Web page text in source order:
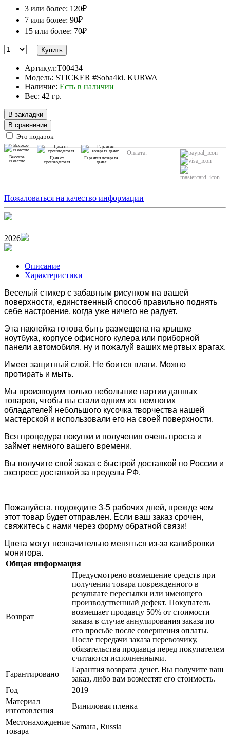
3 или более: 120₽
7 или более: 90₽
15 или более: 70₽
Купить
Артикул:T00434
Модель: STICKER #Soba4ki. KURWA
Наличие: Есть в наличии
Вес: 42 гр.
В закладки
В сравнение
Это подарок
Высокое
качество
Цена от
производителя
Гарантия возврата
денег
Оплата:
Пожаловаться на качество информации
2026
Описание
Характеристики
Веселый стикер с забавным рисунком на вашей
поверхности, единственный способ правильно поднять
себе настроение, когда уже ничего не радует.
Эта наклейка готова быть размещена на крышке
ноутбука, корпусе офисного кулера или приборной
панели автомобиля, ну и пожалуй ваших мертвых врагах.
Имеет защитный слой. Не боится влаги. Можно
протирать и мыть.
Мы производим только небольшие партии данных
товаров, чтобы вы стали одним из немногих
обладателей небольшого кусочка творчества нашей
мастерской и использовали его на своей поверхности.
Вся процедура покупки и получения очень проста и
займет немного вашего времени.
Вы получите свой заказ с быстрой доставкой по России и
экспресс доставкой за пределы РФ.
Пожалуйста, подождите 3-5 рабочих дней, прежде чем
этот товар будет отправлен. Если ваш заказ срочен,
свяжитесь с нами через форму обратной связи!
Цвета могут незначительно меняться из-за калибровки
монитора.
Общая информация
Возврат
Предусмотрено возмещение средств при
получении товара поврежденного в
результате пересылки или имеющего
производственный дефект. Покупатель
возмещает продавцу 50% от стоимости
заказа в случае аннулирования заказа по
его просьбе после совершения оплаты.
После передачи заказа перевозчику,
обязательства продавца перед покупателем
считаются исполненными.
Гарантировано
Гарантия возврата денег. Вы получите ваш
заказ, либо вам возместят его стоимость.
Год
2019
Материал
изготовления
Виниловая пленка
Местонахождение
товара
Samara, Russia